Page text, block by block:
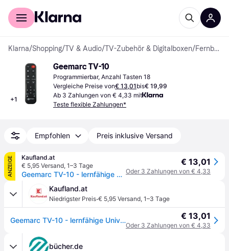
Für Shopper
Klarna/Shopping/TV & Audio/TV-Zubehör & Digitalboxen/ Fernbedienungen
+1
Geemarc TV-10
Programmierbar, Anzahl Tasten 18
Vergleiche Preise von€ 13,01bis€ 19,99
Ab 3 Zahlungen von € 4,33 mit
Teste flexible Zahlungen*
Empfohlen Preis inklusive Versand
ANZEIGE
Kaufland.at
€ 5,95 Versand, 1–3 Tage
Geemarc TV-10 - lernfähige Universalfernbedienung mit großer Schrift und Tasten für bis zu zwei Geräte
€ 13,01
Oder 3 Zahlungen von € 4,33
Kaufland.at
Niedrigster Preis·€ 5,95 Versand, 1–3 Tage
Geemarc TV-10 - lernfähige Universalfernbedienung mit großer Schrift und Tasten für bis zu zwei Geräte € 13,01
Oder 3 Zahlungen von € 4,33
bücher.de